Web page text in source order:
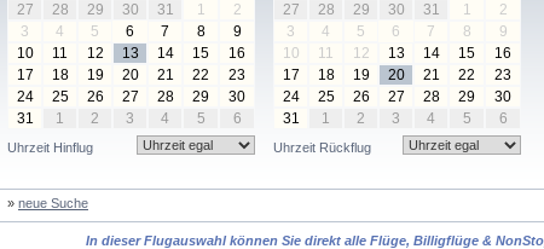
27 28 29 30 31 1
2
3
4 5 6 7 8
9
10
11 12 13 14 15
16
17
18 19 20 21 22
23
24
25 26 27 28 29
30
31
1 2 3 4 5 6
Uhrzeit Hinflug
27 28 29 30 31 1
2
3
4 5 6 7 8
9
10
11 12 13 14 15
16
17
18 19 20 21 22
23
24
25 26 27 28 29
30
31
1 2 3 4 5 6
Uhrzeit Rückflug
» neue Suche
In dieser Flugauswahl können Sie direkt alle Flüge, Billigflüge &